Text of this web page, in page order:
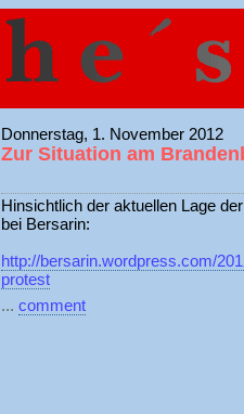
Donnerstag, 1. November 2012
Zur Situation am
Hinsichtlich der aktuellen Lage
bei Bersarin:
http://bersarin.wordpress.com/
protest
... comment